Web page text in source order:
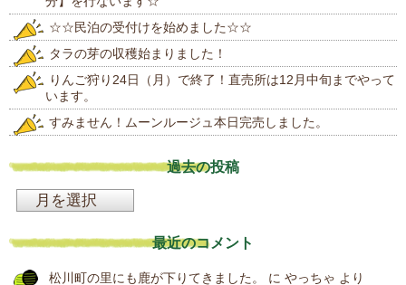
☆☆民泊の受付けを始めました☆☆
タラの芽の収穫始まりました！
りんご狩り24日（月）で終了！直売所は12月中旬までやって
います。
すみません！ムーンルージュ本日完売しました。
過去の投稿
最近のコメント
松川町の里にも鹿が下りてきました。 に やっちゃ より